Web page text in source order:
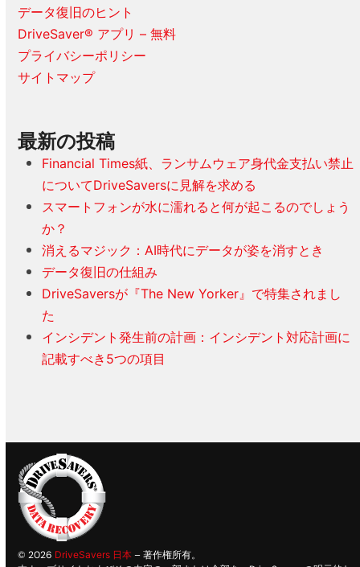
データ復旧のヒント
DriveSaver® アプリ – 無料
プライバシーポリシー
サイトマップ
最新の投稿
Financial Times紙、ランサムウェア身代金支払い禁止
についてDriveSaversに見解を求める
スマートフォンが水に濡れると何が起こるのでしょう
か？
消えるマジック：AI時代にデータが姿を消すとき
データ復旧の仕組み
DriveSaversが『The New Yorker』で特集されまし
た
インシデント発生前の計画：インシデント対応計画に
記載すべき5つの項目
© 2026 DriveSavers 日本 – 著作権所有。